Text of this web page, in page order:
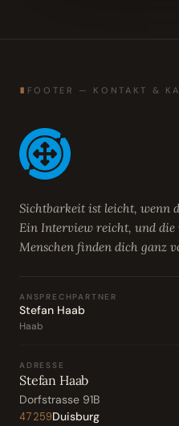
∎ FOOTER — KONTAKT &
Sichtbarkeit ist leicht, wenn
Ein Interview reicht, und
Menschen finden dich ganz
ANSPRECHPARTNER
Stefan Haab
Haab
ADRESSE
Stefan Haab
Dorfstrasse 91B
47259Duisburg